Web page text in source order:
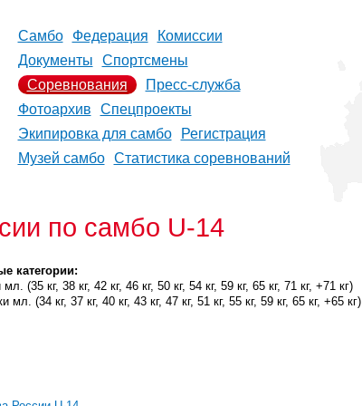
Самбо Федерация
Комиссии
Документы
Спортсмены
Соревнования
Пресс-служба
Фотоархив
Спецпроекты
Экипировка для самбо
Регистрация
Музей самбо
Статистика соревнований
по самбо U-14
категории:
(35 кг, 38 кг, 42 кг, 46 кг, 50 кг, 54 кг, 59 кг, 65 кг, 71 кг, +71 кг)
мл. (34 кг, 37 кг, 40 кг, 43 кг, 47 кг, 51 кг, 55 кг, 59 кг, 65 кг, +65 кг)